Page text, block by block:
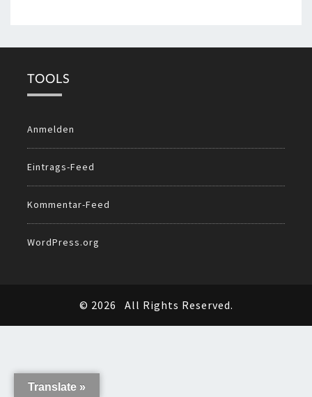
TOOLS
Anmelden
Eintrags-Feed
Kommentar-Feed
WordPress.org
© 2026 All Rights Reserved.
Translate »